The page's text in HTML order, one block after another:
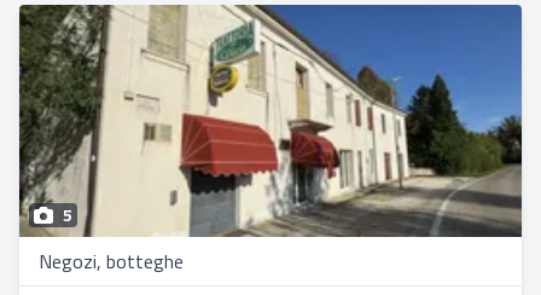
5
Negozi, botteghe